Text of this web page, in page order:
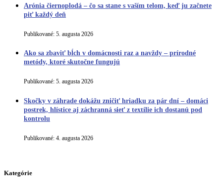
Arónia čiernoplodá – čo sa stane s vaším telom, keď ju začnete
piť každý deň
Publikované: 5. augusta 2026
Ako sa zbaviť bĺch v domácnosti raz a navždy – prírodné
metódy, ktoré skutočne fungujú
Publikované: 5. augusta 2026
Skočky v záhrade dokážu zničiť hriadku za pár dní – domáci
postrek, hlístice aj záchranná sieť z textílie ich dostanú pod
kontrolu
Publikované: 4. augusta 2026
Kategórie